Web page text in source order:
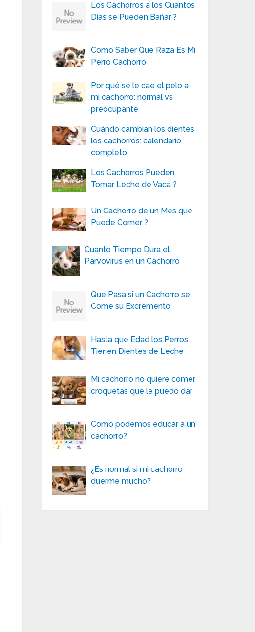
Los Cachorros a los Cuantos
Días se Pueden Bañar ?
Como Saber Que Raza Es Mi
Perro Cachorro
Por qué se le cae el pelo a
mi cachorro: normal vs
preocupante
Cuándo cambian los dientes
los cachorros: calendario
completo
Los Cachorros Pueden
Tomar Leche de Vaca ?
Un Cachorro de un Mes que
Puede Comer ?
Cuanto Tiempo Dura el
Parvovirus en un Cachorro
Que Pasa si un Cachorro se
Come su Excremento
Hasta que Edad los Perros
Tienen Dientes de Leche
Mi cachorro no quiere comer
croquetas que le puedo dar
Como podemos educar a un
cachorro?
¿Es normal si mi cachorro
duerme mucho?